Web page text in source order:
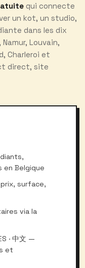
qui connecte
un kot, un studio,
dans les dix
Louvain,
Charleroi et
direct, site
Belgique
surface,
via la
· 中文 —
et